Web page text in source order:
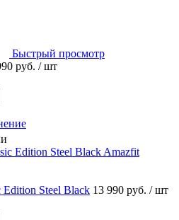
Быстрый просмотр
руб. / шт
Steel Black 13 990 руб. / шт